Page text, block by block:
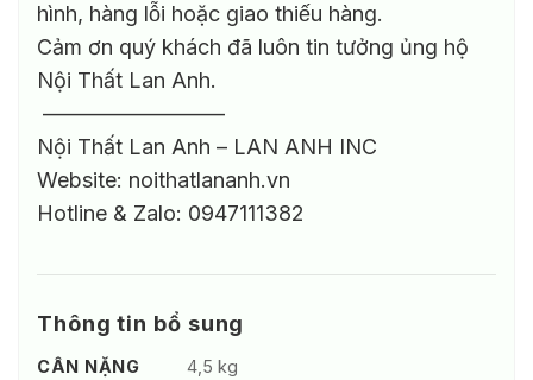
hình, hàng lỗi hoặc giao thiếu hàng.
Cảm ơn quý khách đã luôn tin tưởng ủng hộ
Nội Thất Lan Anh.
————————–
Nội Thất Lan Anh – LAN ANH INC
Website: noithatlananh.vn
Hotline & Zalo: 0947111382
Thông tin bổ sung
CÂN NẶNG
4,5 kg